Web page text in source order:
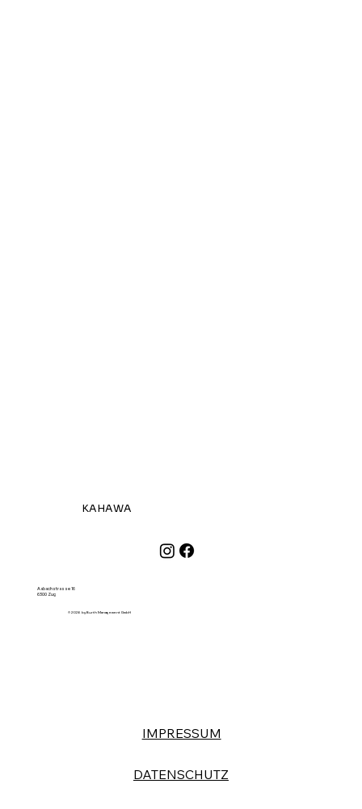
IMPRESSUM
KAHAWA
Aabachstrasse 16
6300 Zug
© 2026 by Burth Management GmbH
DATENSCHUTZ